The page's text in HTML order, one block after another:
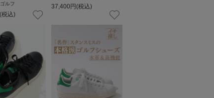
ルフ
(税込)
37,400 円(税込)